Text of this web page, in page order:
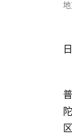
日
普
陀
区